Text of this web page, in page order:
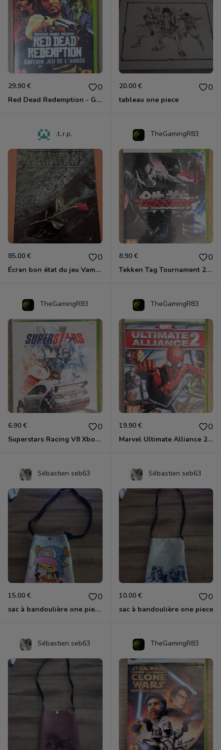
29.90 € 0
Red Dead Redemption - Game Of The Year Xbox 360
20.00 € 0
tableau one piece
.t..r.p.
85.00 € 0
Écran bon état du jeu Vampire et livre de règles « la mascarade » état d’usage
TheGamingR83
8.90 € 0
Tekken Tag Tournament 2 Xbox 360
TheGamingR83
6.90 € 0
Superstars Racing V8 Xbox 360
TheGamingR83
19.90 € 0
Marvel Ultimate Alliance 2 Xbox 360
Sébastien seb63
15.00 € 0
sac à bandoulière one piece chopper
Sébastien seb63
10.00 € 0
sac à bandoulière one piece
Sébastien seb63 TheGamingR83